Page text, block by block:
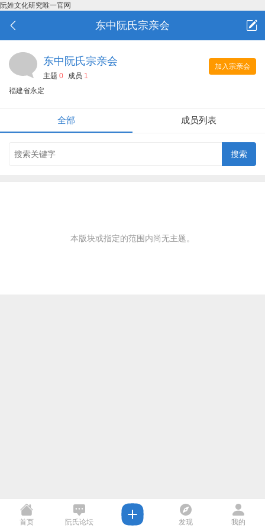
阮姓文化研究唯一官网
东中阮氏宗亲会
加入宗亲会
东中阮氏宗亲会
主题 0 成员 1
福建省永定
全部 成员列表
本版块或指定的范围内尚无主题。
首页 阮氏论坛 发现 我的